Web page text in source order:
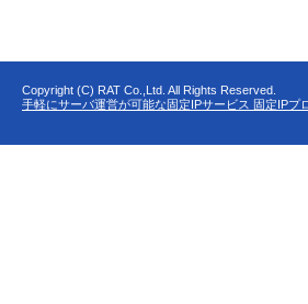
Copyright (C) RAT Co.,Ltd. All Rights Reserved.
手軽にサーバ運営が可能な固定IPサービス 固定IPプ